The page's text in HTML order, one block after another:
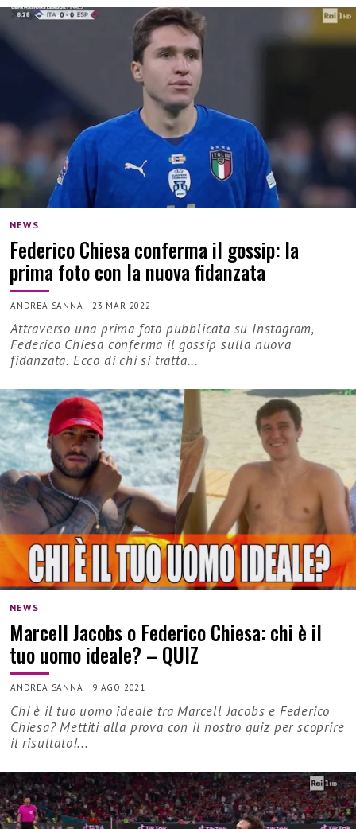
NEWS
Federico Chiesa conferma il gossip: la
prima foto con la nuova fidanzata
ANDREA SANNA | 23 MAR 2022
Attraverso una prima foto pubblicata su Instagram,
Federico Chiesa conferma il gossip sulla nuova
fidanzata. Ecco di chi si tratta...
NEWS
Marcell Jacobs o Federico Chiesa: chi è il
tuo uomo ideale? – QUIZ
ANDREA SANNA | 9 AGO 2021
Chi è il tuo uomo ideale tra Marcell Jacobs e Federico
Chiesa? Mettiti alla prova con il nostro quiz per scoprire
il risultato!...